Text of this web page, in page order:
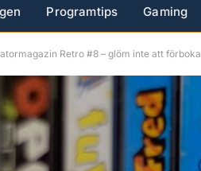
Programtips Gaming
Retro #8 – glöm inte att förboka